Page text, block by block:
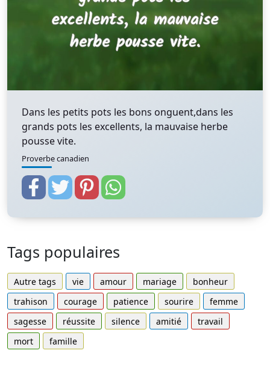
Dans les petits pots les bons onguent,dans les
grands pots les excellents, la mauvaise herbe
pousse vite.
Proverbe canadien
Tags populaires
Autre tags vie amour mariage
bonheur
trahison
courage patience sourire
femme
sagesse
réussite silence amitié
travail
mort
famille